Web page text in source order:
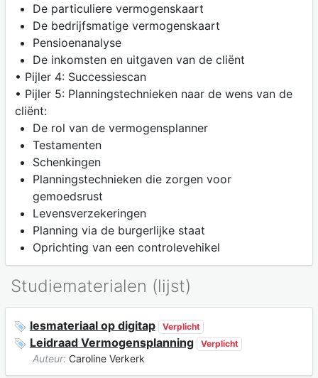
De particuliere vermogenskaart
De bedrijfsmatige vermogenskaart
Pensioenanalyse
De inkomsten en uitgaven van de cliënt
• Pijler 4: Successiescan
• Pijler 5: Planningstechnieken naar de wens van de
cliënt:
De rol van de vermogensplanner
Testamenten
Schenkingen
Planningstechnieken die zorgen voor
gemoedsrust
Levensverzekeringen
Planning via de burgerlijke staat
Oprichting van een controlevehikel
Studiematerialen (lijst)
lesmateriaal op digitap Verplicht
Leidraad Vermogensplanning Verplicht
Auteur: Caroline Verkerk